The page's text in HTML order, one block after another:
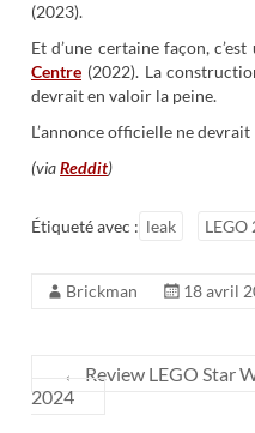
(2023).
Et d’une certaine façon,
Centre (2022). La
devrait en valoir la peine.
L’annonce officielle ne
(viaReddit)
Étiqueté avec : leak LEGO
Brickman 18 avril
←
Review LEGO Star
2024